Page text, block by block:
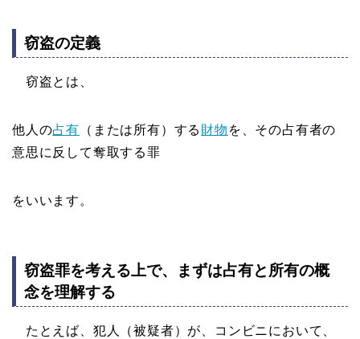
窃盗の定義
窃盗とは、
他人の占有 （または所有）する 財物 を、その占有者の
意思に反して奪取する罪
をいいます。
窃盗罪を考える上で、まずは占有と所有の概
念を理解する
たとえば、犯人（被疑者）が、コンビニにおいて、